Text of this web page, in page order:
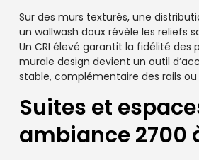
Sur des murs texturés, une
un wallwash doux révèle les reliefs
Un CRI élevé garantit la fidélité des
murale design devient un outil
stable, complémentaire des rails
Suites et
ambiance 2700